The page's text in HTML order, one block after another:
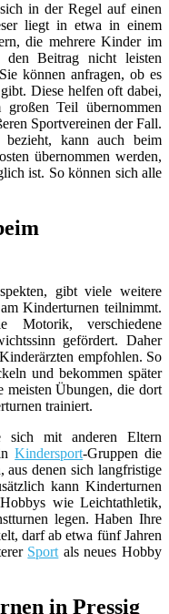
in der Regel auf einen
liegt in etwa in einem
die mehrere Kinder im
Beitrag nicht leisten
können anfragen, ob es
Diese helfen oft dabei,
Teil übernommen
Sportvereinen der Fall.
bezieht, kann auch beim
übernommen werden,
ist. So können sich alle
gibt viele weitere
am Kinderturnen teilnimmt.
verschiedene
gefördert. Daher
empfohlen. So
und bekommen später
meisten Übungen, die dort
trainiert.
sich mit anderen Eltern
inKindersport-Gruppen die
denen sich langfristige
kann Kinderturnen
wie Leichtathletik,
legen. Haben Ihre
darf ab etwa fünf Jahren
Sport als neues Hobby
in Pressig